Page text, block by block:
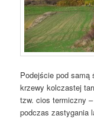
Podejście pod samą
krzewy kolczastej
tzw. cios termiczny
podczas zastygania